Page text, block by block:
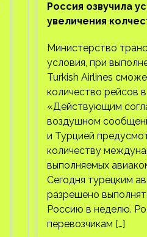
Россия озвучила
увеличения
Министерство
условия, при
Turkish Airlines
количество рейсов
«Действующим
воздушном
и Турцией
количеству
выполняемых
Сегодня турецким
разрешено
Россию в неделю.
перевозчикам […]